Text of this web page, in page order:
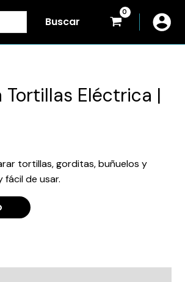
Buscar
Tortillas Eléctrica |
tortillas, gorditas, buñuelos y
de usar.